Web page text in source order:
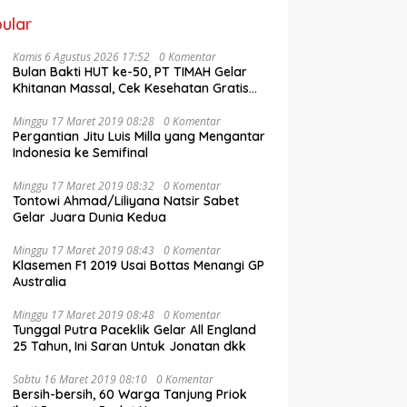
Kamis 6 Agustus 2026 17:52 0 Komentar
Bulan Bakti HUT ke-50, PT TIMAH Gelar
Khitanan Massal, Cek Kesehatan Gratis
Minggu 17 Maret 2019 08:28 0 Komentar
Pergantian Jitu Luis Milla yang Mengantar
Indonesia ke Semifinal
Minggu 17 Maret 2019 08:32 0 Komentar
Tontowi Ahmad/Liliyana Natsir Sabet
Gelar Juara Dunia Kedua
Minggu 17 Maret 2019 08:43 0 Komentar
Klasemen F1 2019 Usai Bottas Menangi GP
Australia
Minggu 17 Maret 2019 08:48 0 Komentar
Tunggal Putra Paceklik Gelar All England
25 Tahun, Ini Saran Untuk Jonatan dkk
Sabtu 16 Maret 2019 08:10 0 Komentar
Bersih-bersih, 60 Warga Tanjung Priok